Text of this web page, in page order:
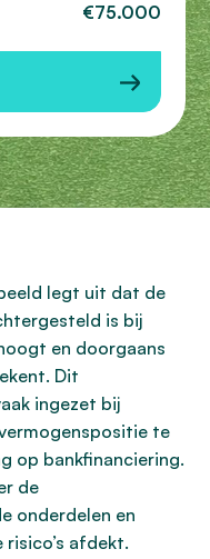
€75.000
legt uit dat de
is bij
en doorgaans
Dit
ingezet bij
te
op bankfinanciering.
de
onderdelen en
risico’s afdekt.